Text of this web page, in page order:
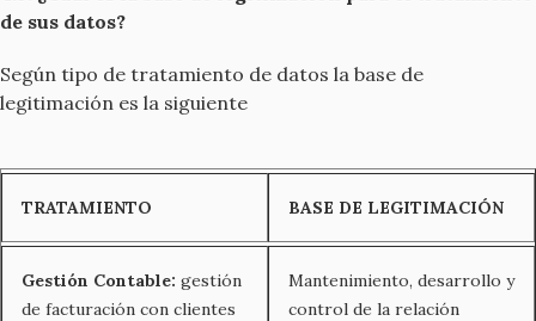
de sus datos?
Según tipo de tratamiento de datos la base de
legitimación es la siguiente
TRATAMIENTO BASE DE LEGITIMACIÓN
Gestión Contable: gestión
de facturación con clientes
Mantenimiento, desarrollo y
control de la relación